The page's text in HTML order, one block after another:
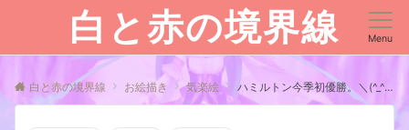
白と赤の境界線 Menu
白と赤の境界線 お絵描き 気楽絵 ハミルトン今季初優勝。＼(^_^)／